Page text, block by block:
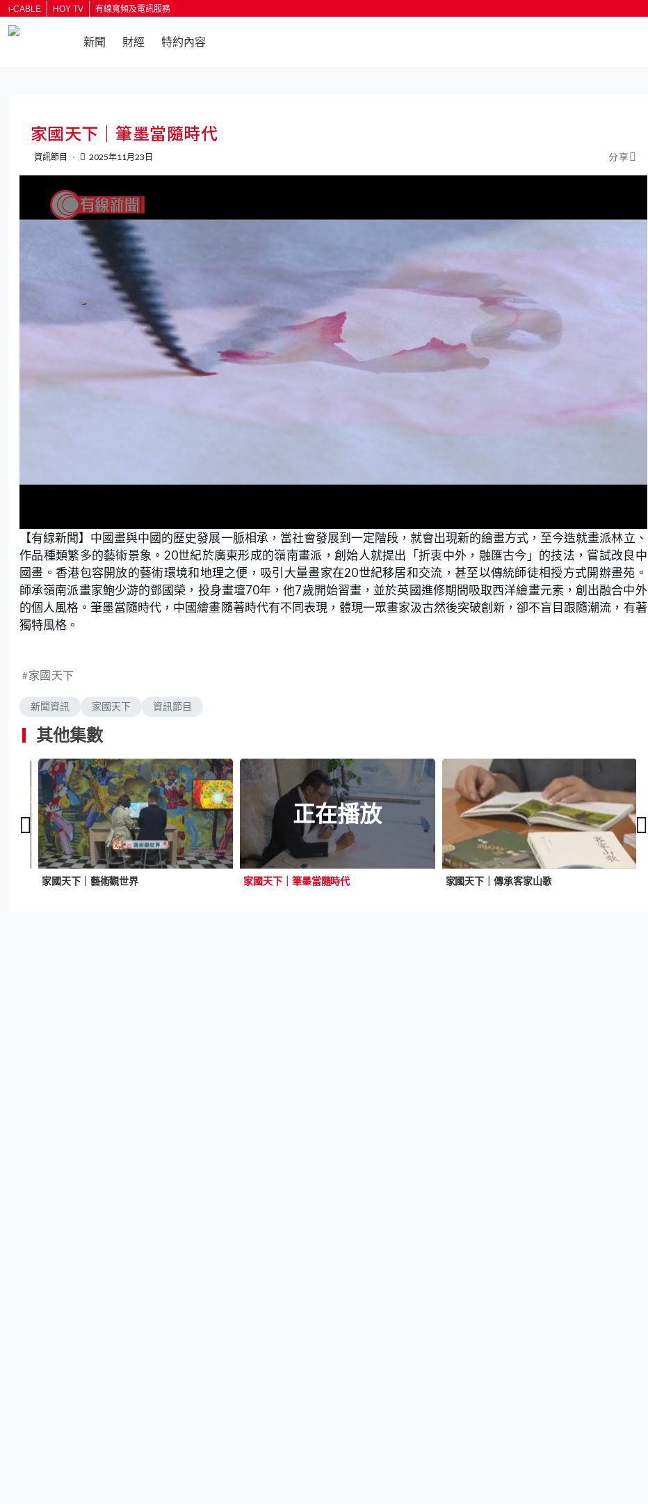
i-CABLE HOY TV 有線寬頻及電訊服務
新聞 財經 特約內容
家國天下｜筆墨當隨時代
資訊節目 2025年11月23日 分享
n
m
u
t
e
d
:
1
.
4
%
【有線新聞】中國畫與中國的歷史發展一脈相承，當社會發展到一定階段，就會出現新的繪畫方式，至今造就畫派林立、
作品種類繁多的藝術景象。20世紀於廣東形成的嶺南畫派，創始人就提出「折衷中外，融匯古今」的技法，嘗試改良中
國畫。香港包容開放的藝術環境和地理之便，吸引大量畫家在20世紀移居和交流，甚至以傳統師徒相授方式開辦畫苑。
師承嶺南派畫家鮑少游的鄧國榮，投身畫壇70年，他7歲開始習畫，並於英國進修期間吸取西洋繪畫元素，創出融合中外
的個人風格。筆墨當隨時代，中國繪畫隨著時代有不同表現，體現一眾畫家汲古然後突破創新，卻不盲目跟隨潮流，有著
獨特風格。
家國天下
新聞資訊 家國天下 資訊節目
其他集數
家國天下｜藝術觀世界
正在播放
家國天下｜筆墨當隨時代 家國天下｜傳承客家山歌